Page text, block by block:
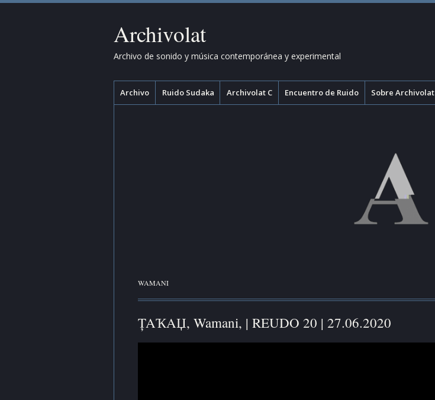
Archivolat
Archivo de sonido y música contemporánea y experimental
Menú
Saltar
alArchivo Ruido Sudaka Archivolat C Encuentro de Ruido Sobre Archivolat
WAMANI
ȚAҠAЏ, Wamani, | REUDO 20 | 27.06.2020